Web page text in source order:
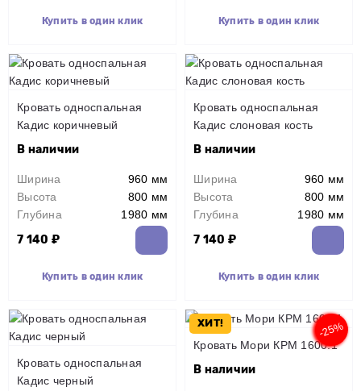
Купить в один клик Купить в один клик
Кровать односпальная
Кадис коричневый
В наличии
Ширина
960 мм
Высота
800 мм
Глубина
1980 мм
7 140 ₽
Купить в один клик
Кровать односпальная
Кадис слоновая кость
В наличии
Ширина
960 мм
Высота
800 мм
Глубина
1980 мм
7 140 ₽
Купить в один клик
Кровать односпальная
Кадис черный
ХИТ! -25%
Кровать Мори КРМ 1600.1
В наличии